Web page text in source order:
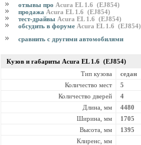
отзывы про Acura EL 1.6 (EJ854)
продажа Acura EL 1.6 (EJ854)
тест-драйвы Acura EL 1.6 (EJ854)
обсудить в форуме Acura EL 1.6 (EJ854)
сравнить с другими автомобилями
Кузов и габариты Acura EL 1.6 (EJ854)
Тип кузова
седан
Количество мест
5
Количество дверей
4
Длина, мм
4480
Ширина, мм
1705
Высота, мм
1395
Клиренс, мм